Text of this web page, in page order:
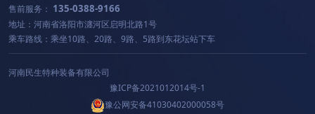
售前服务： 135-0388-9166
地址：河南省洛阳市瀍河区启明北路1号
乘车路线：乘坐10路、20路、9路、5路到东花坛站下车
河南民生特种装备有限公司
豫ICP备2021012014号-1
豫公网安备41030402000058号